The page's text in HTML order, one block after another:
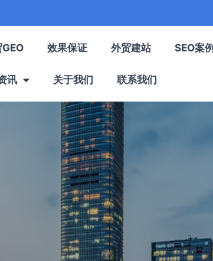
效果保证 外贸建站 SEO案例
讯 关于我们 联系我们